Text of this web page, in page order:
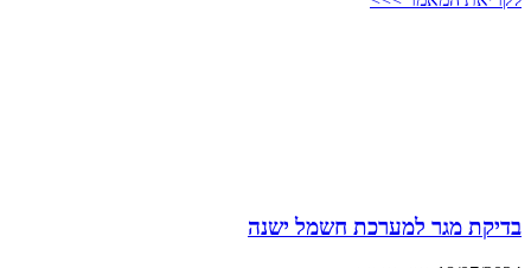
בדיקת מגר למערכת חשמל ישנה